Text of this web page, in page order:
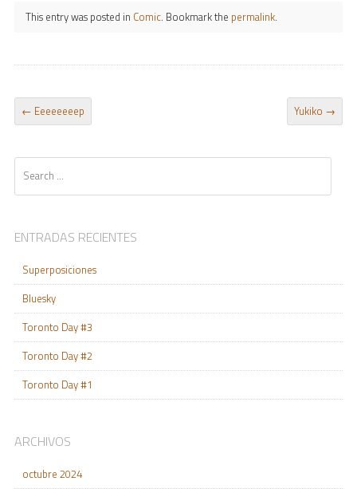
This entry was posted in Comic. Bookmark the permalink.
POST NAVIGATION
← Eeeeeeeep Yukiko →
ENTRADAS RECIENTES
Superposiciones
Bluesky
Toronto Day #3
Toronto Day #2
Toronto Day #1
ARCHIVOS
octubre 2024